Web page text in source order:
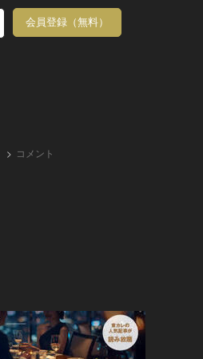
会員登録（無料）
コメント